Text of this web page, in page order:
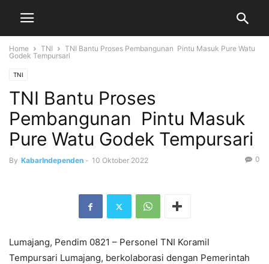
Home TNI
TNI Bantu Proses Pembangunan Pintu Masuk Pure Watu
Godek Tempursari
TNI
TNI Bantu Proses
Pembangunan Pintu Masuk
Pure Watu Godek Tempursari
By KabarIndependen - 10 Oktober 2022 0
Lumajang, Pendim 0821 – Personel TNI Koramil
Tempursari Lumajang, berkolaborasi dengan Pemerintah